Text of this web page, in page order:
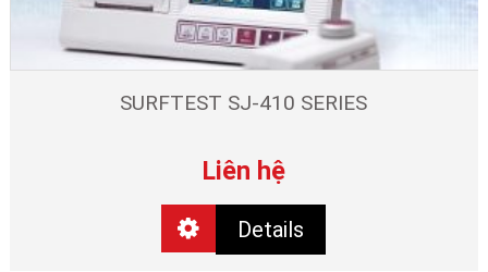
SURFTEST SJ-410 SERIES
Liên hệ
Details